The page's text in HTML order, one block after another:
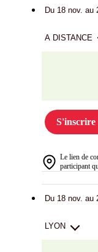
Du 18 nov. au
A DISTANCE
S'inscrire
Le lien de
participant
Du 18 nov. au
LYON